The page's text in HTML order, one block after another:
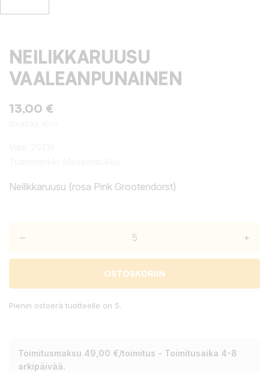
NEILIKKARUUSU
VAALEANPUNAINEN
13,00 €
Neilikkaruusu (rosa Pink Grootendorst)
– +
OSTOSKORIIN
Pienin ostoerä tuotteelle on 5.
Toimitusmaksu 49,00 €/toimitus - Toimitusaika 4-8
arkipäivää.